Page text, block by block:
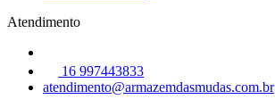
Atendimento
16 997443833
atendimento@armazemdasmudas.com.br